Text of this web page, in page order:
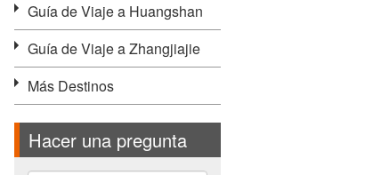
Guía de Viaje a Huangshan
Guía de Viaje a Zhangjiajie
Más Destinos
Hacer una pregunta